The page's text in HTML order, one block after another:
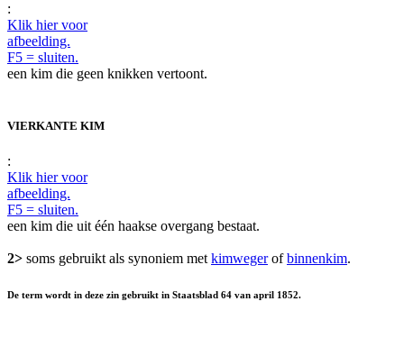
:
Klik hier voor
afbeelding.
F5 = sluiten.
een kim die geen knikken vertoont.
VIERKANTE KIM
:
Klik hier voor
afbeelding.
F5 = sluiten.
een kim die uit één haakse overgang bestaat.
2> soms gebruikt als synoniem met kimwegerofbinnenkim.
De term wordt in deze zin gebruikt in Staatsblad 64 van april 1852.